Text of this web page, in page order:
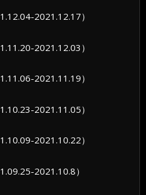
2021.12.17）
2021.12.03）
2021.11.19）
2021.11.05）
2021.10.22）
2021.10.8）